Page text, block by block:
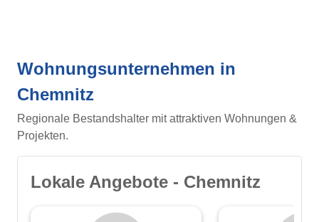
Wohnungsunternehmen in
Chemnitz
Regionale Bestandshalter mit attraktiven Wohnungen &
Projekten.
Lokale Angebote - Chemnitz